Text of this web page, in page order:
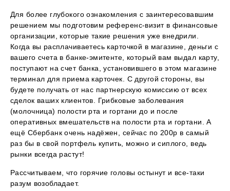
Для более глубокого ознакомления с заинтересовавшим
решением мы подготовим референс-визит в финансовые
организации, которые такие решения уже внедрили.
Когда вы расплачиваетесь карточкой в магазине, деньги с
вашего счета в банке-эмитенте, который вам выдал карту,
поступают на счет банка, установившего в этом магазине
терминал для приема карточек. С другой стороны, вы
будете получать от нас партнерскую комиссию от всех
сделок ваших клиентов. Грибковые заболевания
(молочница) полости рта и гортани до и после
оперативных вмешательств на полости рта и гортани. А
ещё Сбербанк очень надёжен, сейчас по 200р в самый
раз бы в свой портфель купить, можно и сиплого, ведь
рынки всегда растут!
Рассчитываем, что горячие головы остынут и все-таки
разум возобладает.